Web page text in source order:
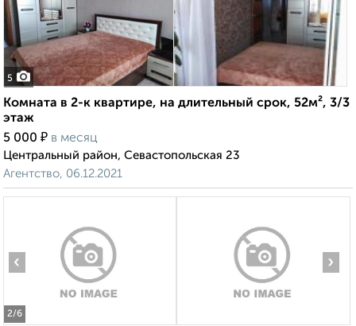
5
Комната в 2-к квартире, на длительный срок, 52м², 3/3
этаж
5 000 ₽ в месяц
Центральный район, Севастопольская 23
Агентство, 06.12.2021
2/6
‹ ›